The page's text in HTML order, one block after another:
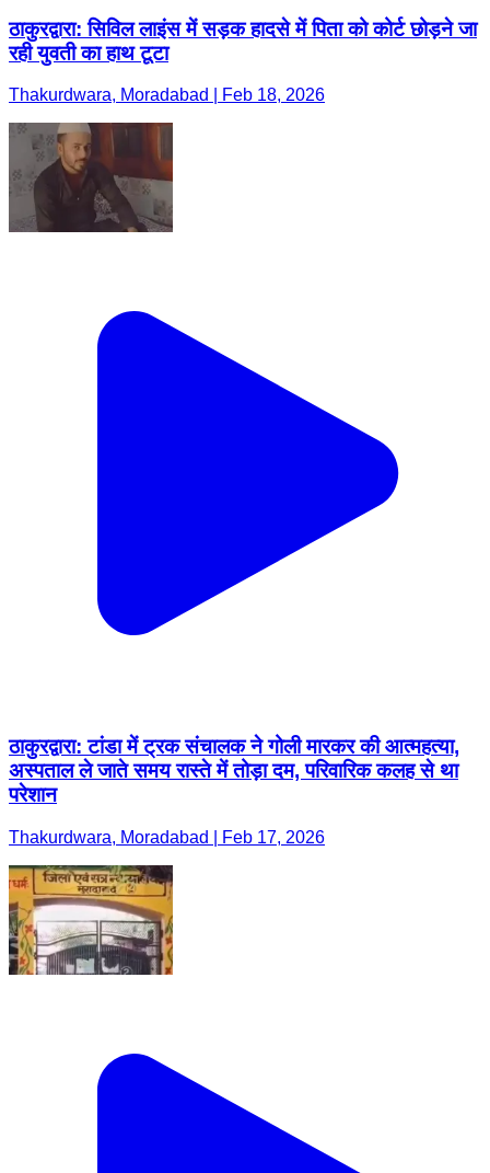
ठाकुरद्वारा: सिविल लाइंस में सड़क हादसे में पिता को कोर्ट छोड़ने जा
रही युवती का हाथ टूटा
Thakurdwara, Moradabad | Feb 18, 2026
ठाकुरद्वारा: टांडा में ट्रक संचालक ने गोली मारकर की आत्महत्या,
अस्पताल ले जाते समय रास्ते में तोड़ा दम, परिवारिक कलह से था
परेशान
Thakurdwara, Moradabad | Feb 17, 2026